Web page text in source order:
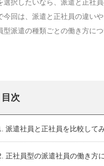
今回は、派遣と正社員の違い
型派遣の種類ごとの働き方に
目次
派遣社員と正社員を比較して
正社員型の派遣社員の働き方